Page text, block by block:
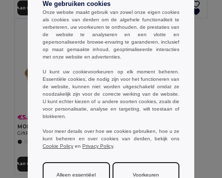
Aan winkelwagen toevoegen
€5.59 €6.12
MONTEVIDEO Stro hoed
GiftRetail MO9844
Aan winkelwagen toevoegen
We gebruiken cookies
Onze website maakt gebruik van zowel onze eigen cookies
als cookies van derden om de algehele functionaliteit te
verbeteren, uw voorkeuren te onthouden, de prestaties van
de website te analyseren en een vlotte en
gepersonaliseerde browse-ervaring te garanderen, inclusief
op maat gemaakte inhoud, geoptimaliseerde interacties
met onze website en advertenties.
U kunt uw cookievoorkeuren op elk moment beheren.
Essentiële cookies, die nodig zijn voor het functioneren van
de website, kunnen niet worden uitgeschakeld omdat ze
noodzakelijk zijn voor de correcte werking van de website.
U kunt echter kiezen of u andere soorten cookies, zoals die
voor personalisatie, analyse en targeting, wilt toestaan of
blokkeren.
Voor meer details over hoe we cookies gebruiken, hoe u ze
kunt beheren en over cookies van derden, bekijk ons
Cookie Policy en Privacy Policy.
Alleen essentiëel Voorkeuren